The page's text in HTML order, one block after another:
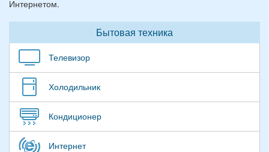
Интернетом.
Бытовая техника
Телевизор
Холодильник
Кондиционер
Интернет